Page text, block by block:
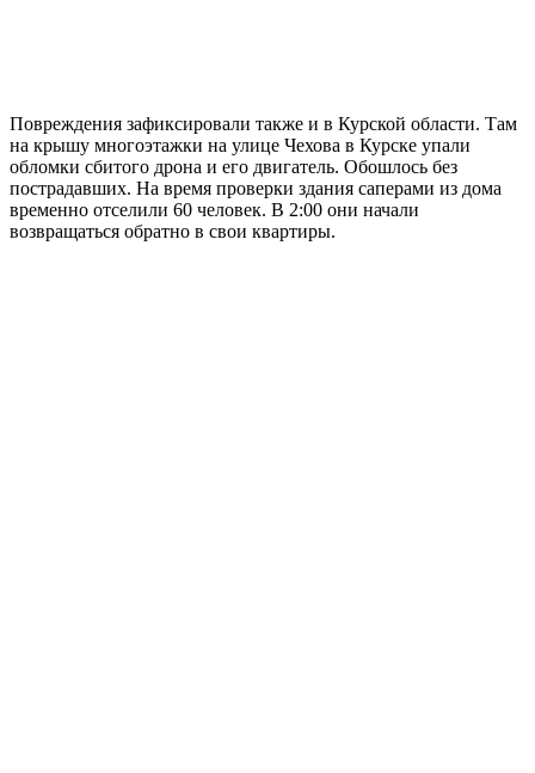
Повреждения зафиксировали также и в Курской области. Там
на крышу многоэтажки на улице Чехова в Курске упали
обломки сбитого дрона и его двигатель. Обошлось без
пострадавших. На время проверки здания саперами из дома
временно отселили 60 человек. В 2:00 они начали
возвращаться обратно в свои квартиры.